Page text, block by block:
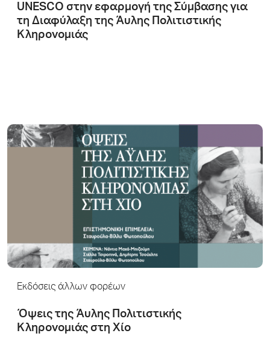
UNESCO στην εφαρμογή της Σύμβασης για
τη Διαφύλαξη της Άυλης Πολιτιστικής
Κληρονομιάς
Εκδόσεις άλλων φορέων
Όψεις της Άυλης Πολιτιστικής
Κληρονομιάς στη Χίο